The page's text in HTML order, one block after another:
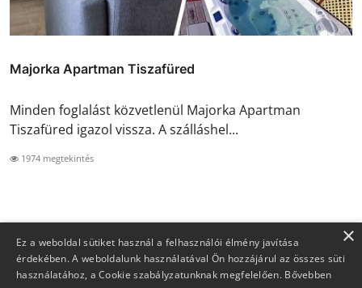
Majorka Apartman Tiszafüred
Minden foglalást közvetlenül Majorka Apartman
Tiszafüred igazol vissza. A szálláshel...
1974 megtekintés
×
Ez a weboldal sütiket használ a felhasználói élmény javítása
érdekében. A weboldalunk használatával Ön hozzájárul az összes süti
használatához, a Cookie szabályzatunknak megfelelően. Bővebben